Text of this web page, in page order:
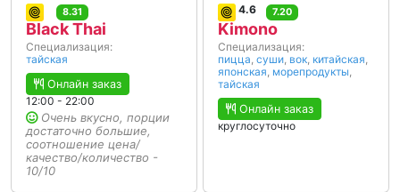
8.31
Black Thai
Специализация:
тайская
Онлайн заказ
12:00 - 22:00
Очень вкусно, порции
достаточно большие,
соотношение цена/
качество/количество -
10/10
4.6 7.20
Kimono
Специализация:
пицца, суши, вок, китайская,
японская, морепродукты,
тайская
Онлайн заказ
круглосуточно